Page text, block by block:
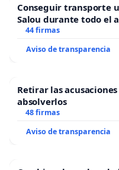
Conseguir transporte
Salou durante todo el
44 firmas
Aviso de transparencia
Retirar las
absolverlos
48 firmas
Aviso de transparencia